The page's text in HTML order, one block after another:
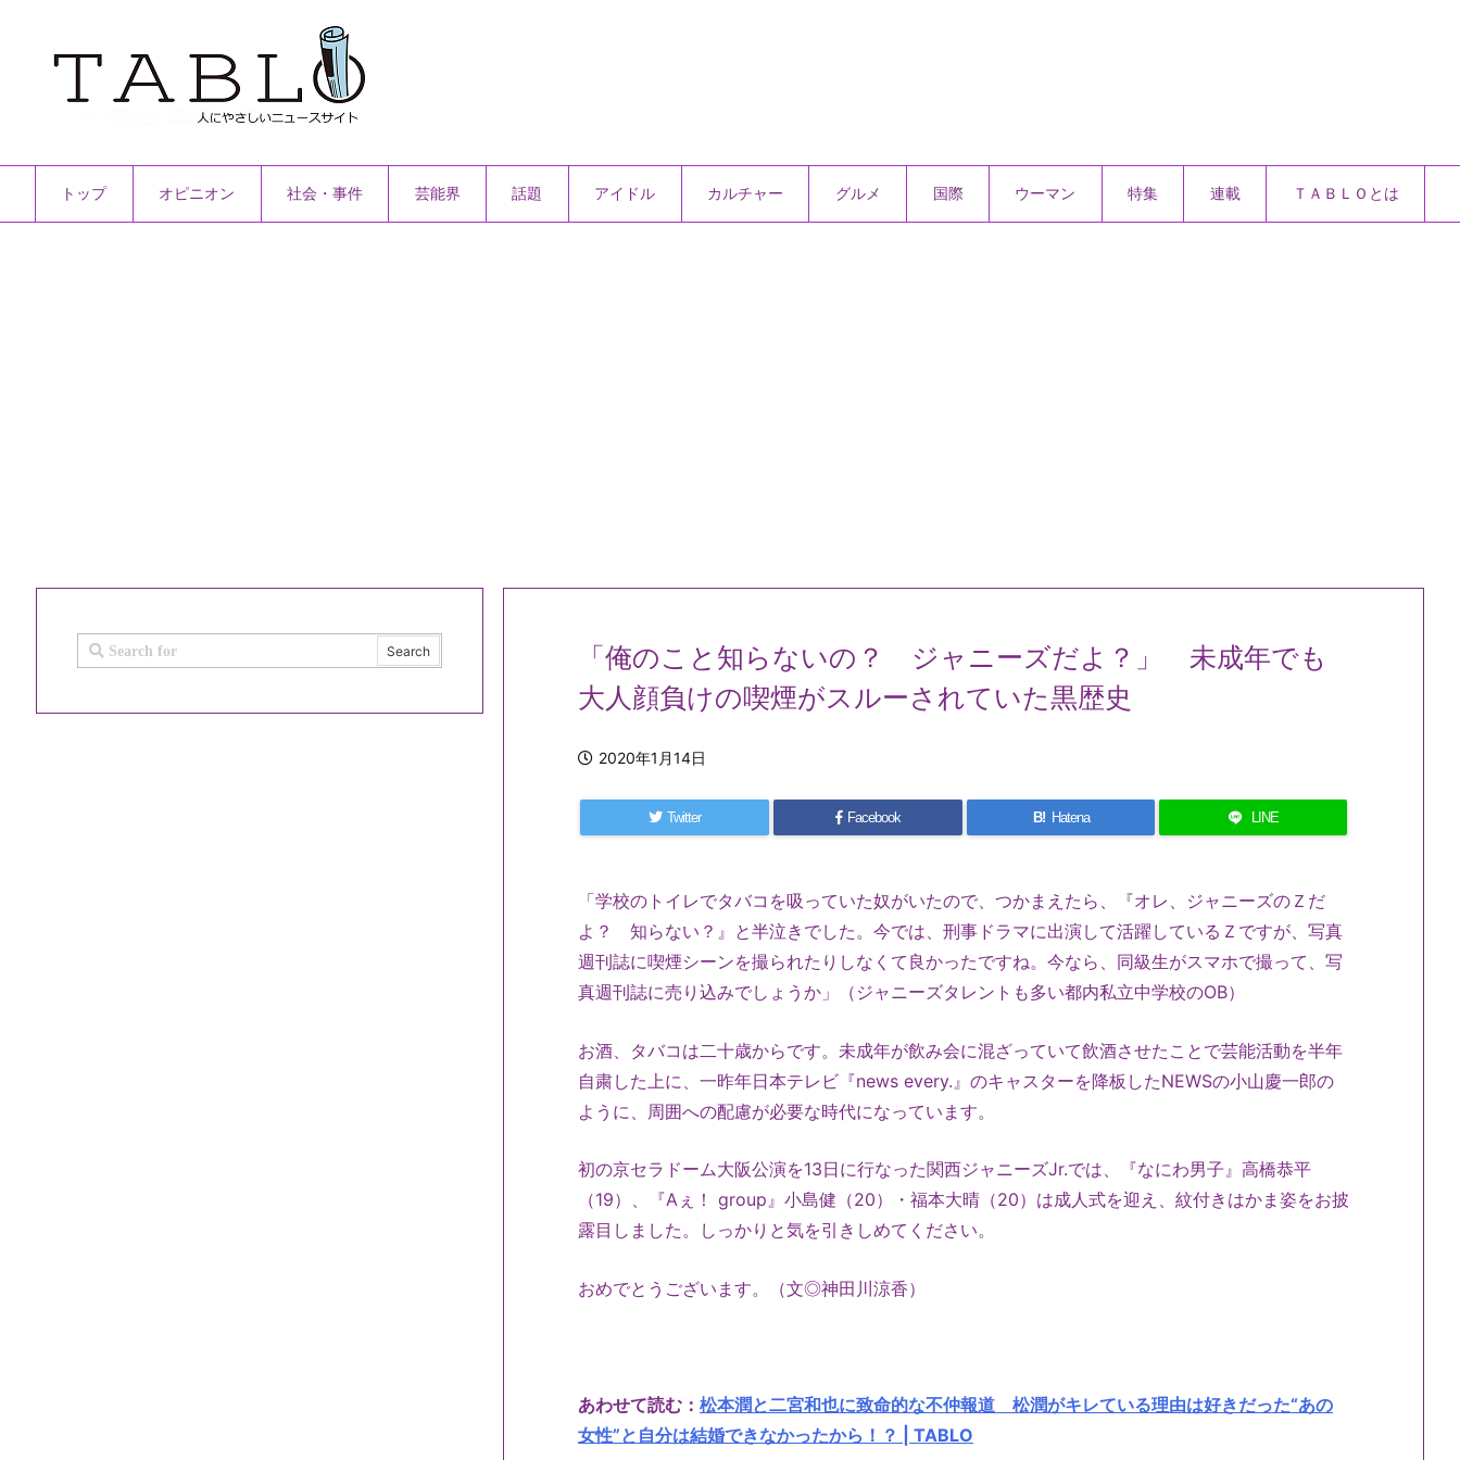
トップ オピニオン 社会・事件 芸能界 話題 アイドル カルチャー グルメ 国際 ウーマン 特集 連載 ＴＡＢＬＯとは
「俺のこと知らないの？ ジャニーズだよ？」 未成年でも
大人顔負けの喫煙がスルーされていた黒歴史
2020年1月14日
Twitter Facebook B! Hatena LINE
「学校のトイレでタバコを吸っていた奴がいたので、つかまえたら、『オレ、ジャニーズのＺだ
よ？ 知らない？』と半泣きでした。今では、刑事ドラマに出演して活躍しているＺですが、写真
週刊誌に喫煙シーンを撮られたりしなくて良かったですね。今なら、同級生がスマホで撮って、写
真週刊誌に売り込みでしょうか」（ジャニーズタレントも多い都内私立中学校のOB）
お酒、タバコは二十歳からです。未成年が飲み会に混ざっていて飲酒させたことで芸能活動を半年
自粛した上に、一昨年日本テレビ『news every.』のキャスターを降板したNEWSの小山慶一郎の
ように、周囲への配慮が必要な時代になっています。
初の京セラドーム大阪公演を13日に行なった関西ジャニーズJr.では、『なにわ男子』高橋恭平
（19）、『Aぇ！ group』小島健（20）・福本大晴（20）は成人式を迎え、紋付きはかま姿をお披
露目しました。しっかりと気を引きしめてください。
おめでとうございます。（文◎神田川涼香）
あわせて読む： 松本潤と二宮和也に致命的な不仲報道 松潤がキレている理由は好きだった“あの
女性”と自分は結婚できなかったから！？ | TABLO